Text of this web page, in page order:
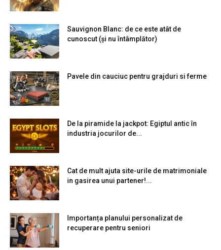
Sauvignon Blanc: de ce este atât de
cunoscut (și nu întâmplător)
Pavele din cauciuc pentru grajduri si ferme
De la piramide la jackpot: Egiptul antic în
industria jocurilor de...
Cat de mult ajuta site-urile de matrimoniale
in gasirea unui partener!...
Importanța planului personalizat de
recuperare pentru seniori